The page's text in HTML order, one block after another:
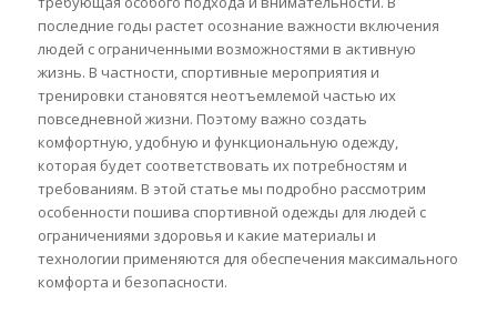
последние годы растет осознание важности включения
людей с ограниченными возможностями в активную
жизнь. В частности, спортивные мероприятия и
тренировки становятся неотъемлемой частью их
повседневной жизни. Поэтому важно создать
комфортную, удобную и функциональную одежду,
которая будет соответствовать их потребностям и
требованиям. В этой статье мы подробно рассмотрим
особенности пошива спортивной одежды для людей с
ограничениями здоровья и какие материалы и
технологии применяются для обеспечения максимального
комфорта и безопасности.